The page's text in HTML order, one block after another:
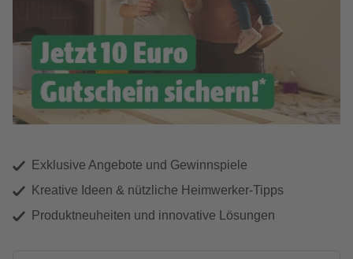
Exklusive Angebote und Gewinnspiele
Kreative Ideen & nützliche Heimwerker-Tipps
Produktneuheiten und innovative Lösungen